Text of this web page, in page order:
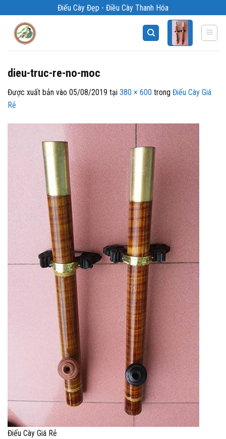
qua
Điếu Cày Đẹp - Điều Cày Thanh Hóa
dieu-truc-re-no-moc
Được xuất bản vào 05/08/2019 tại 380 × 600 trong Điếu Cày Giá
Rẻ
Điếu Cày Giá Rẻ